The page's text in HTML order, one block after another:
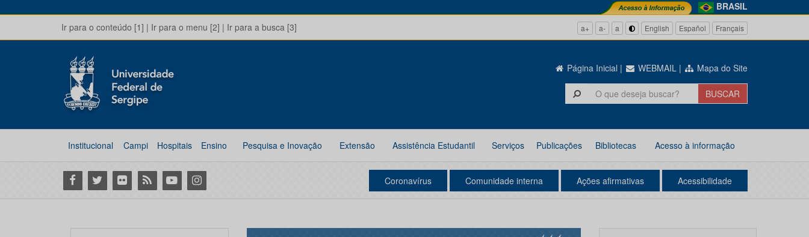
BRASIL
Ir para o conteúdo [1] | Ir para o menu [2] | Ir para a busca [3] a+ a- a English Español Français
Página Inicial | WEBMAIL | Mapa do Site
Institucional Campi Hospitais Ensino Pesquisa e Inovação Extensão Assistência Estudantil Serviços Publicações Bibliotecas Acesso à informação
Facebook
Twitter Flickr RSS YoutubeInstagram Coronavírus Comunidade interna Ações afirmativas Acessibilidade